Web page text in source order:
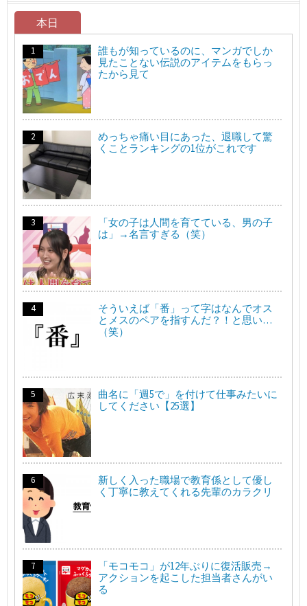
本日
誰もが知っているのに、マンガでしか
見たことない伝説のアイテムをもらっ
たから見て
めっちゃ痛い目にあった、退職して驚
くことランキングの1位がこれです
「女の子は人間を育てている、男の子
は」→名言すぎる（笑）
そういえば「番」って字はなんでオス
とメスのペアを指すんだ？！と思い…
（笑）
曲名に「週5で」を付けて仕事みたいに
してください【25選】
新しく入った職場で教育係として優し
く丁寧に教えてくれる先輩のカラクリ
「モコモコ」が12年ぶりに復活販売→
アクションを起こした担当者さんがい
る